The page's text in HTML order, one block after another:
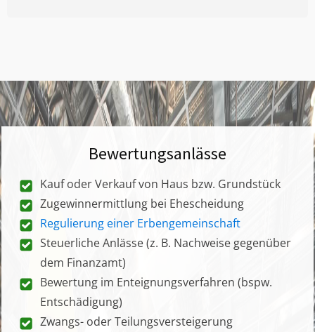
Bewertungsanlässe
Kauf oder Verkauf von Haus bzw. Grundstück
Zugewinnermittlung bei Ehescheidung
Regulierung einer Erbengemeinschaft
Steuerliche Anlässe (z. B. Nachweise gegenüber
dem Finanzamt)
Bewertung im Enteignungsverfahren (bspw.
Entschädigung)
Zwangs- oder Teilungsversteigerung